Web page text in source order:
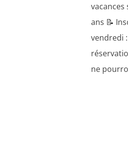
ans 📝
vendredi
ne